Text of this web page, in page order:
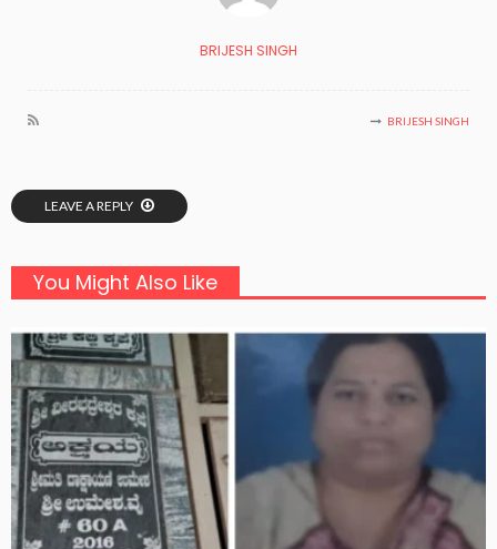
BRIJESH SINGH
BRIJESH SINGH
LEAVE A REPLY
You Might Also Like